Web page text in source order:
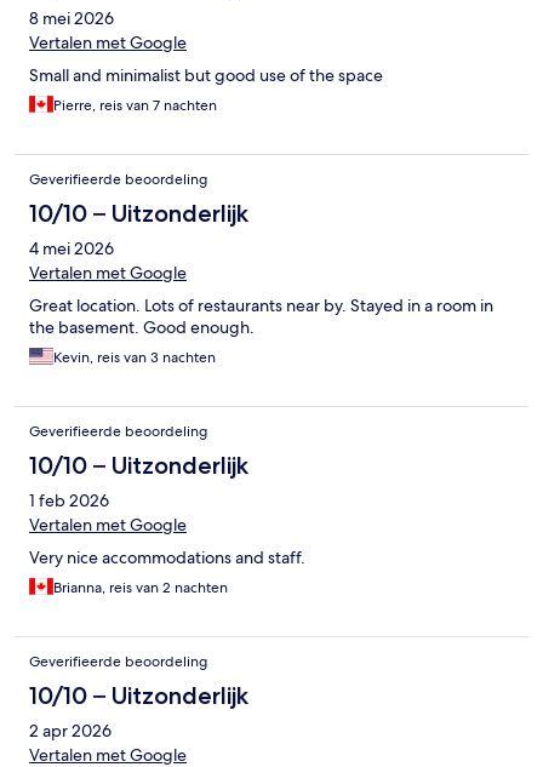
8 mei 2026
Vertalen met Google
Small and minimalist but good use of the space
Pierre, reis van 7 nachten
Geverifieerde beoordeling
10/10 – Uitzonderlijk
4 mei 2026
Vertalen met Google
Great location. Lots of restaurants near by. Stayed in a room in
the basement. Good enough.
Kevin, reis van 3 nachten
Geverifieerde beoordeling
10/10 – Uitzonderlijk
1 feb 2026
Vertalen met Google
Very nice accommodations and staff.
Brianna, reis van 2 nachten
Geverifieerde beoordeling
10/10 – Uitzonderlijk
2 apr 2026
Vertalen met Google